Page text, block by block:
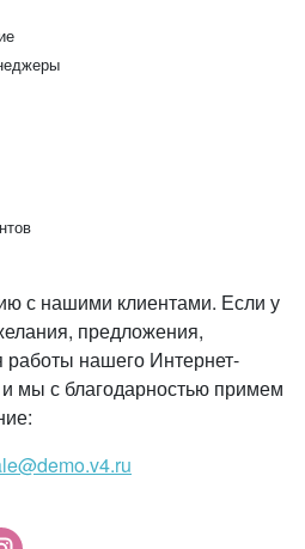
с нашими клиентами. Если у
предложения,
нашего Интернет-
мы с благодарностью примем